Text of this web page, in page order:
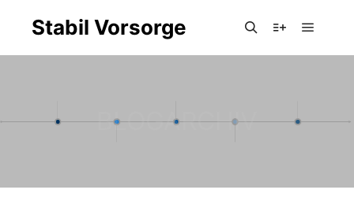
Stabil Vorsorge
BLOGARCHIV